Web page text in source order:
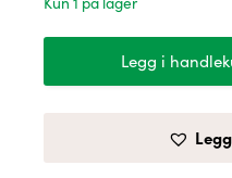
Legg i